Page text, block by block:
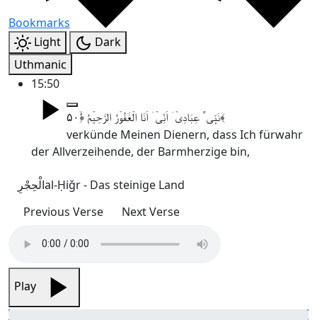
Bookmarks
Light
Dark
Uthmanic
15:50
نَبِّیٴۡ عِبَادِیۡۤ اَنِّیۡۤ اَنَا الۡغَفُوۡرُ الرَّحِیۡمُ ﴿ۙ۵۰﴾
verkünde Meinen Dienern, dass Ich fürwahr
der Allverzeihende, der Barmherzige bin,
الْحِجْرِal-Ḥiǧr - Das steinige Land
Previous Verse
Next Verse
Play